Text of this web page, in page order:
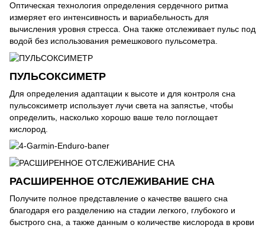
Оптическая технология определения сердечного ритма
измеряет его интенсивность и вариабельность для
вычисления уровня стресса. Она также отслеживает пульс под
водой без использования ремешкового пульсометра.
ПУЛЬСОКСИМЕТР
Для определения адаптации к высоте и для контроля сна
пульсоксиметр использует лучи света на запястье, чтобы
определить, насколько хорошо ваше тело поглощает
кислород.
РАСШИРЕННОЕ ОТСЛЕЖИВАНИЕ СНА
Получите полное представление о качестве вашего сна
благодаря его разделению на стадии легкого, глубокого и
быстрого сна, а также данным о количестве кислорода в крови